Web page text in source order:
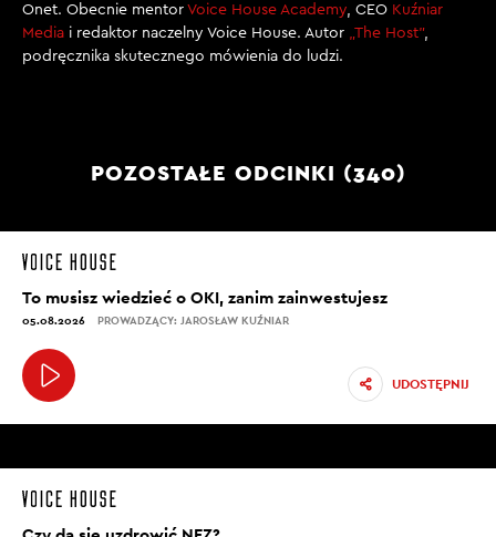
Onet. Obecnie mentor Voice House Academy , CEO Kuźniar
Media i redaktor naczelny Voice House. Autor „The Host”,
podręcznika skutecznego mówienia do ludzi.
POZOSTAŁE ODCINKI (340)
To musisz wiedzieć o OKI, zanim zainwestujesz
05.08.2026 PROWADZĄCY: JAROSŁAW KUŹNIAR
UDOSTĘPNIJ